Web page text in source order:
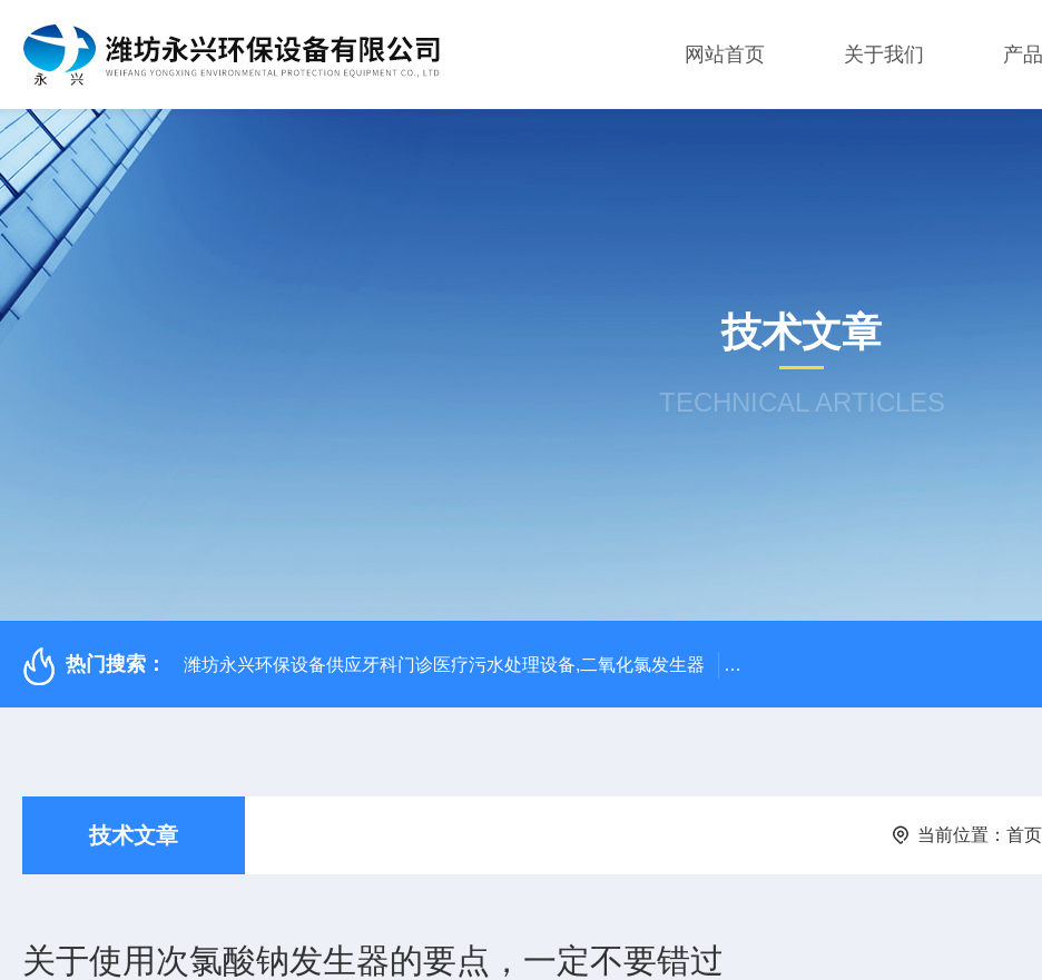
网站首页 关于我们 产
技术文章
TECHNICAL ARTICLES
热门搜索： 潍坊永兴环保设备供应牙科门诊医疗污水处理设备,二氧化氯发生器 潍坊永兴环保设备公司供应四川成都
技术文章 当前位置： 首页
关于使用次氯酸钠发生器的要点，一定不要错过